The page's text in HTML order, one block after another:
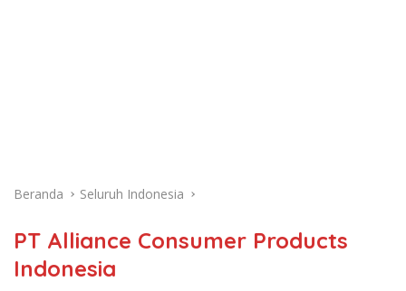
Beranda Seluruh Indonesia
PT Alliance Consumer Products
Indonesia